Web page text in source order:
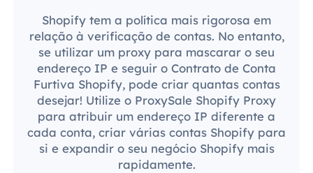
Shopify tem a política mais rigorosa em
relação à verificação de contas. No entanto,
se utilizar um proxy para mascarar o seu
endereço IP e seguir o Contrato de Conta
Furtiva Shopify, pode criar quantas contas
desejar! Utilize o ProxySale Shopify Proxy
para atribuir um endereço IP diferente a
cada conta, criar várias contas Shopify para
si e expandir o seu negócio Shopify mais
rapidamente.